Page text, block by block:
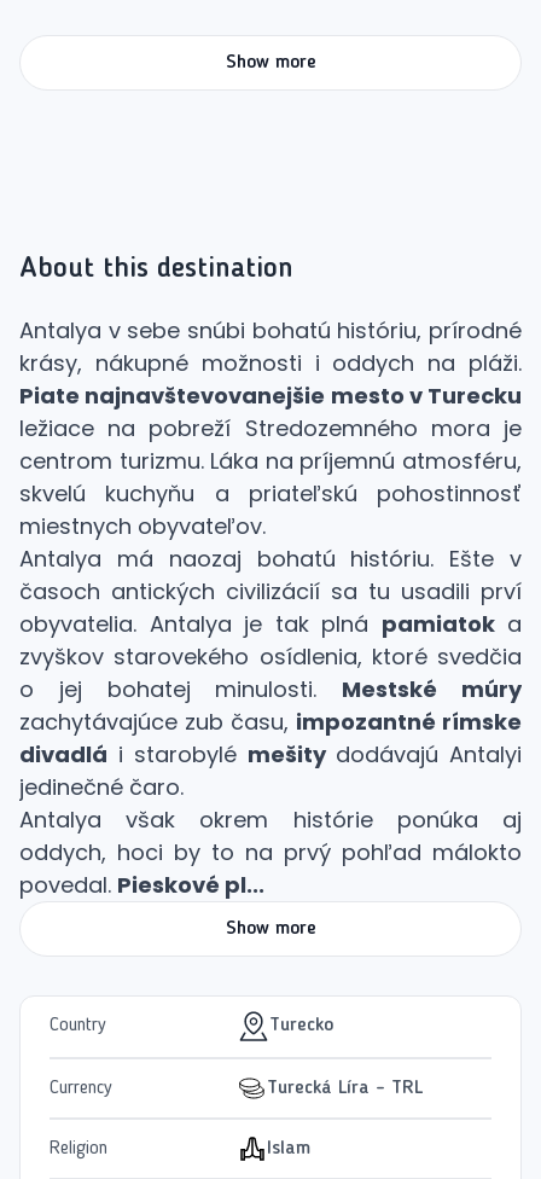
Show more
About this destination
Antalya v sebe snúbi bohatú históriu, prírodné
krásy, nákupné možnosti i oddych na pláži.
Piate najnavštevovanejšie mesto v Turecku
ležiace na pobreží Stredozemného mora je
centrom turizmu. Láka na príjemnú atmosféru,
skvelú kuchyňu a priateľskú pohostinnosť
miestnych obyvateľov.
Antalya má naozaj bohatú históriu. Ešte v
časoch antických civilizácií sa tu usadili prví
obyvatelia. Antalya je tak plná pamiatoka
zvyškov starovekého osídlenia, ktoré svedčia
o jej bohatej minulosti. Mestské múry
zachytávajúce zub času, impozantné rímske
divadlá i starobylé mešity dodávajú Antalyi
jedinečné čaro.
Antalya však okrem histórie ponúka aj
oddych, hoci by to na prvý pohľad málokto
povedal. Pieskové pl...
Show more
Country Turecko
Currency Turecká Líra - TRL
Religion Islam